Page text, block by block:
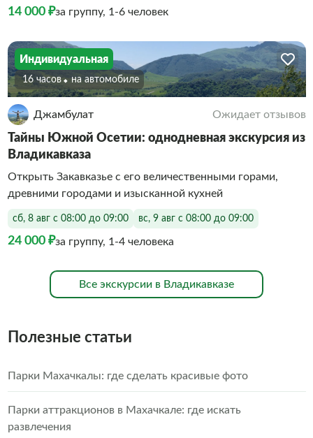
14 000 ₽за группу, 1-6 человек
Индивидуальная
16 часов На автомобиле
Джамбулат Ожидает отзывов
Тайны Южной Осетии: однодневная экскурсия из
Владикавказа
Открыть Закавказье с его величественными горами,
древними городами и изысканной кухней
сб, 8 авг с 08:00 до 09:00 вс, 9 авг с 08:00 до 09:00
24 000 ₽за группу, 1-4 человека
Все экскурсии в Владикавказе
Полезные статьи
Парки Махачкалы: где сделать красивые фото
Парки аттракционов в Махачкале: где искать
развлечения